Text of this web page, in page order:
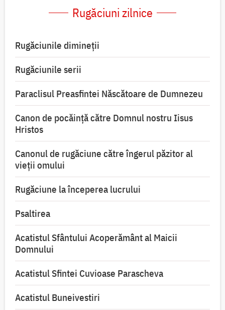
Rugăciuni zilnice
Rugăciunile dimineții
Rugăciunile serii
Paraclisul Preasfintei Născătoare de Dumnezeu
Canon de pocăință către Domnul nostru Iisus
Hristos
Canonul de rugăciune către îngerul păzitor al
vieții omului
Rugăciune la începerea lucrului
Psaltirea
Acatistul Sfântului Acoperământ al Maicii
Domnului
Acatistul Sfintei Cuvioase Parascheva
Acatistul Buneivestiri